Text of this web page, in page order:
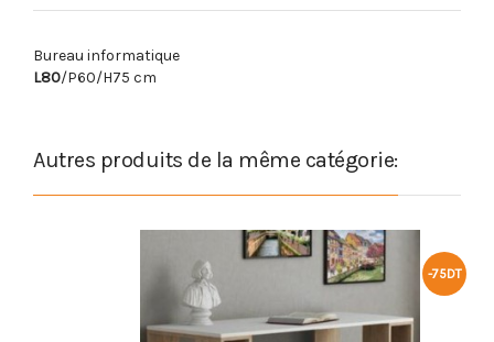
Bureau informatique
L80/P60/H75 cm
Autres produits de la même catégorie:
-75DT